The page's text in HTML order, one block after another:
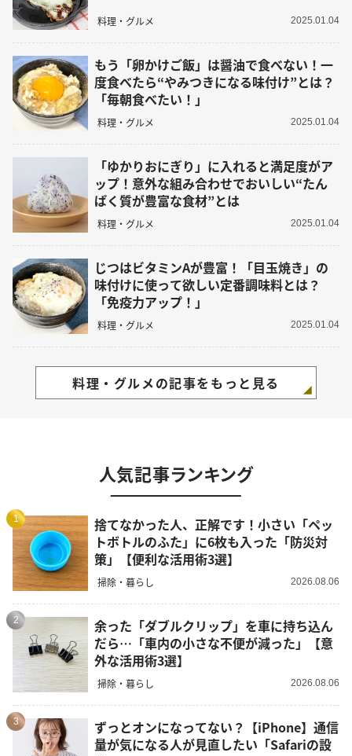
料理・グルメ 2025.01.04
もう「卵かけご飯」は醤油で食べない！一
度食べたら“やみつきになる味付け”とは？
「毎朝食べたい！」
料理・グルメ 2025.01.04
「ゆかりおにぎり」に入れると満足度がア
ップ！意外な組み合わせでおいしい“たん
ぱく質が豊富な食材”とは
料理・グルメ 2025.01.04
じつはビタミンAが豊富！「目玉焼き」の
味付けに使って欲しい定番調味料とは？
「免疫力アップ！」
料理・グルメ 2025.01.04
料理・グルメの記事をもっと見る
人気記事ランキング
1
捨てなかった人、正解です！小さい「ペッ
トボトルのふた」に6枚も入った「防災対
策」【便利な活用術3選】
掃除・暮らし 2026.08.06
2
余った「ダブルクリップ」を車に持ち込ん
だら…「車内の小さな不便が減った」【意
外な活用術3選】
掃除・暮らし 2026.08.06
3
ずっとオンになってない？【iPhone】通信
量が気になる人が見直したい「Safariの設